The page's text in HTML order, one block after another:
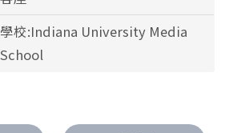
學校:Indiana University Media
School